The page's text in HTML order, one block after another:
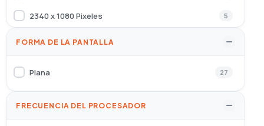
LINQ 1
Nanocable 18
2340 x 1080 Pixeles 5
3120 x 1440 Pixeles
2184 x 1968 Pixeles 1
FORMA DE LA PANTALLA
Plana 27
FRECUENCIA DEL PROCESADOR